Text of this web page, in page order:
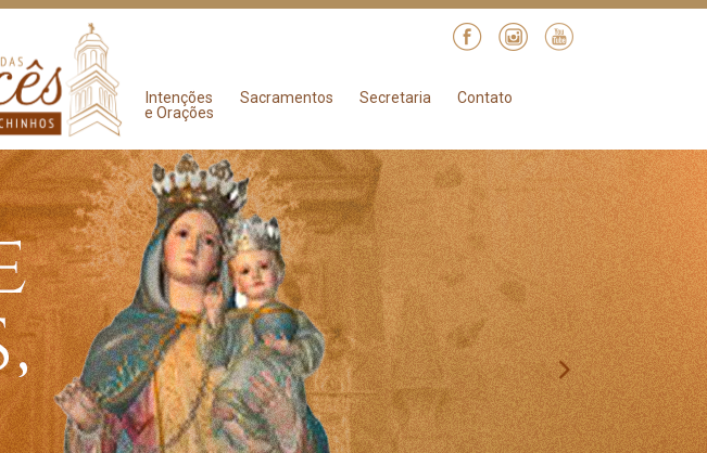
Intenções
e Orações
Sacramentos Secretaria Contato